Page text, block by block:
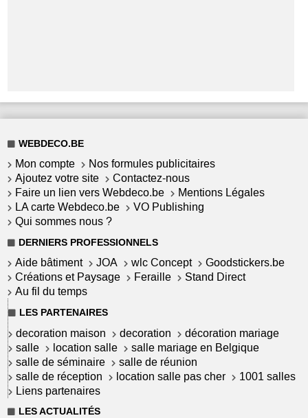
WEBDECO.BE
Mon compte
Nos formules publicitaires
Ajoutez votre site
Contactez-nous
Faire un lien vers Webdeco.be
Mentions Légales
LA carte Webdeco.be
VO Publishing
Qui sommes nous ?
DERNIERS PROFESSIONNELS
Aide bâtiment JOA wlc Concept
Goodstickers.be
Créations et Paysage
Feraille
Stand Direct
Au fil du temps
LES PARTENAIRES
decoration maison decoration
décoration mariage
salle
location salle
salle mariage en Belgique
salle de séminaire
salle de réunion
salle de réception
location salle pas cher
1001 salles
Liens partenaires
LES ACTUALITÉS